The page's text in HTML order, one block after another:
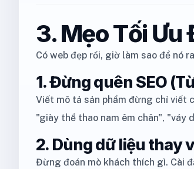
3. Mẹo Tối
Có web đẹp rồi, giờ làm sao để nó
1. Đừng quên SEO
Viết mô tả sản phẩm đừng chỉ viết
"giày thể thao nam êm chân", "váy
2. Dùng dữ liệu thay
Đừng đoán mò khách thích gì. Cài